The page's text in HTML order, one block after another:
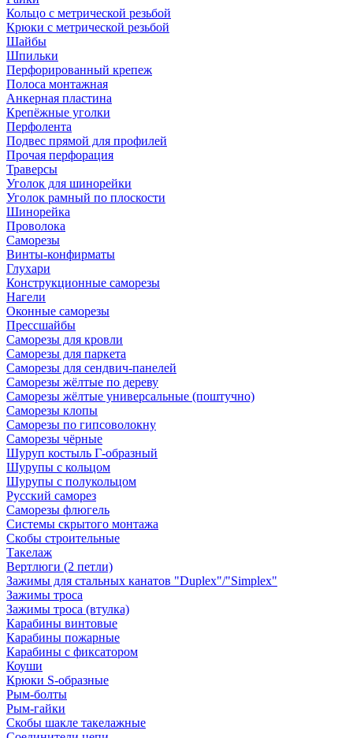
Кольцо с метрической резьбой
Крюки с метрической резьбой
Шайбы
Шпильки
Перфорированный крепеж
Полоса монтажная
Анкерная пластина
Крепёжные уголки
Перфолента
Подвес прямой для профилей
Прочая перфорация
Траверсы
Уголок для шинорейки
Уголок рамный по плоскости
Шинорейка
Проволока
Саморезы
Винты-конфирматы
Глухари
Конструкционные саморезы
Нагели
Оконные саморезы
Прессшайбы
Саморезы для кровли
Саморезы для паркета
Саморезы для сендвич-панелей
Саморезы жёлтые по дереву
Саморезы жёлтые универсальные (поштучно)
Саморезы клопы
Саморезы по гипсоволокну
Саморезы чёрные
Шуруп костыль Г-образный
Шурупы с кольцом
Шурупы с полукольцом
Русский саморез
Саморезы флюгель
Системы скрытого монтажа
Скобы строительные
Такелаж
Вертлюги (2 петли)
Зажимы для стальных канатов "Duplex"/"Simplex"
Зажимы троса
Зажимы троса (втулка)
Карабины винтовые
Карабины пожарные
Карабины с фиксатором
Коуши
Крюки S-образные
Рым-болты
Рым-гайки
Скобы шакле такелажные